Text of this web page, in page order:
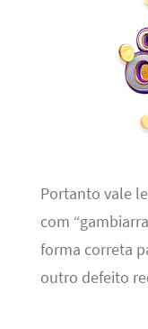
Portanto vale
com
forma correta
outro defeito